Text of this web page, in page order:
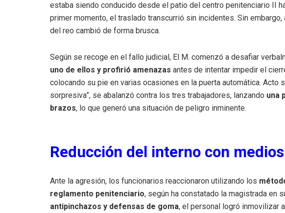
estaba siendo conducido desde el patio del centro penitenciario II
primer momento, el traslado transcurrió sin incidentes. Sin
del reo cambió de forma brusca.
Según se recoge en el fallo judicial, El M. comenzó a desafiar
uno de ellos y profirió amenazas antes de intentar impedir el
colocando su pie en varias ocasiones en la puerta automática. Acto
sorpresiva”, se abalanzó contra los tres trabajadores, lanzando una
brazos, lo que generó una situación de peligro inminente.
Reducción del interno con
Ante la agresión, los funcionarios reaccionaron utilizando los
reglamento penitenciario, según ha constatado la magistrada en
antipinchazos y defensas de goma, el personal logró inmovilizar